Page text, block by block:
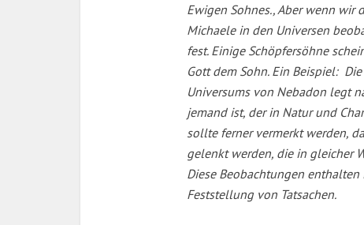
Ewigen Sohnes., Aber wenn wir
Michaele in den Universen
fest. Einige Schöpfersöhne
Gott dem Sohn. Ein Beispiel:
Universums von Nebadon legt
jemand ist, der in Natur und
sollte ferner vermerkt werden,
gelenkt werden, die in gleicher
Diese Beobachtungen
Feststellung von Tatsachen.